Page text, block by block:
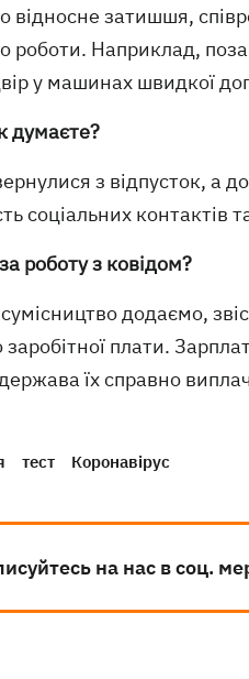
відносне затишшя,
роботи. Наприклад,
у машинах швидкої
думаєте?
з відпусток, а
соціальних
роботу з ковідом?
сумісництво додаємо,
заробітної плати.
їх справно
тест Коронавірус
на нас в соц.